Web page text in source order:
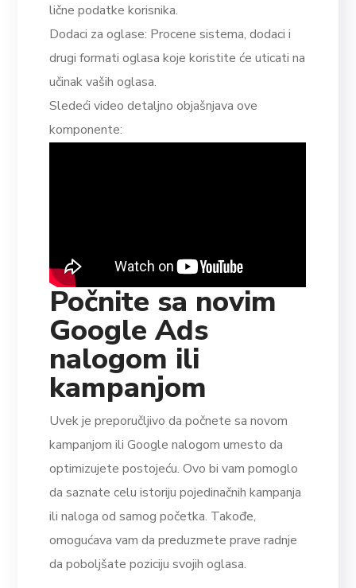
lične podatke korisnika.
Dodaci za oglase: Procene sistema, dodaci i
drugi formati oglasa koje koristite će uticati na
učinak vaših oglasa.
Sledeći video detaljno objašnjava ove
komponente:
Počnite sa novim
Google Ads
nalogom ili
kampanjom
Uvek je preporučljivo da počnete sa novom
kampanjom ili Google nalogom umesto da
optimizujete postojeću. Ovo bi vam pomoglo
da saznate celu istoriju pojedinačnih kampanja
ili naloga od samog početka. Takođe,
omogućava vam da preduzmete prave radnje
da poboljšate poziciju svojih oglasa.